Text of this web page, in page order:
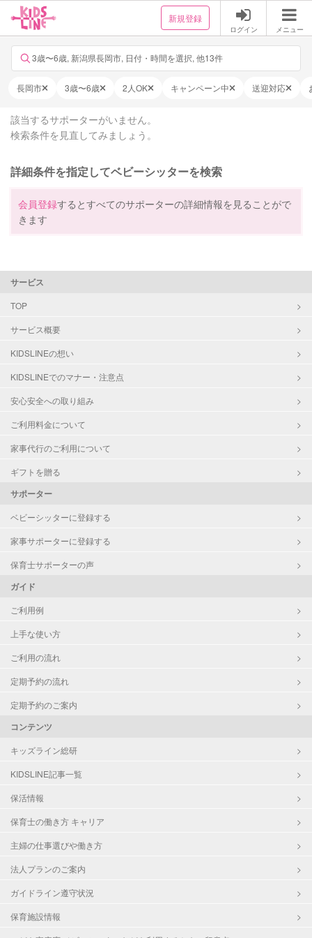
新規登録
ログイン メニュー
3歳〜6歳, 新潟県長岡市, 日付・時間を選択, 他13件
長岡市 3歳〜6歳 2人OK キャンペーン中 送迎対応
該当するサポーターがいません。
検索条件を見直してみましょう。
詳細条件を指定してベビーシッターを検索
会員登録するとすべてのサポーターの詳細情報を見ることがで
きます
サービス
TOP
サービス概要
KIDSLINEの想い
KIDSLINEでのマナー・注意点
安心安全への取り組み
ご利用料金について
家事代行のご利用について
ギフトを贈る
サポーター
ベビーシッターに登録する
家事サポーターに登録する
保育士サポーターの声
ガイド
ご利用例
上手な使い方
ご利用の流れ
定期予約の流れ
定期予約のご案内
コンテンツ
キッズライン総研
KIDSLINE記事一覧
保活情報
保育士の働き方 キャリア
主婦の仕事選びや働き方
法人プランのご案内
ガイドライン遵守状況
保育施設情報